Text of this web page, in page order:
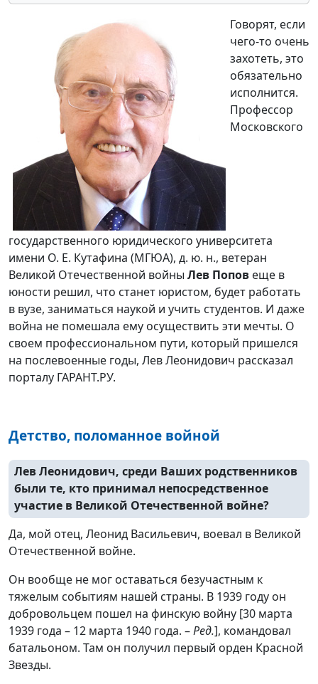
Говорят, если
чего-то очень
захотеть, это
обязательно
исполнится.
Профессор
Московского
государственного юридического университета
имени О. Е. Кутафина (МГЮА), д. ю. н., ветеран
Великой Отечественной войны Лев Попов еще в
юности решил, что станет юристом, будет работать
в вузе, заниматься наукой и учить студентов. И даже
война не помешала ему осуществить эти мечты. О
своем профессиональном пути, который пришелся
на послевоенные годы, Лев Леонидович рассказал
порталу ГАРАНТ.РУ.
Детство, поломанное войной
Лев Леонидович, среди Ваших родственников
были те, кто принимал непосредственное
участие в Великой Отечественной войне?
Да, мой отец, Леонид Васильевич, воевал в Великой
Отечественной войне.
Он вообще не мог оставаться безучастным к
тяжелым событиям нашей страны. В 1939 году он
добровольцем пошел на финскую войну [30 марта
1939 года – 12 марта 1940 года. –Ред.], командовал
батальоном. Там он получил первый орден Красной
Звезды.